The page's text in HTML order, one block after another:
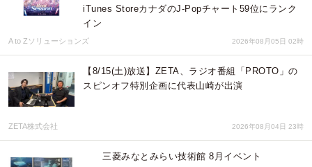
iTunes StoreカナダのJ-Popチャート59位にランク
イン
A to Zソリューションズ 2026年08月05日 02時
【8/15(土)放送】ZETA、ラジオ番組「PROTO」の
スピンオフ特別企画に代表山崎が出演
ZETA株式会社 2026年08月04日 23時
三菱みなとみらい技術館 8月イベント